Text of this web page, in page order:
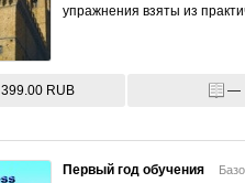
упражнения взяты из
399.00 RUB —
Первый год обучения